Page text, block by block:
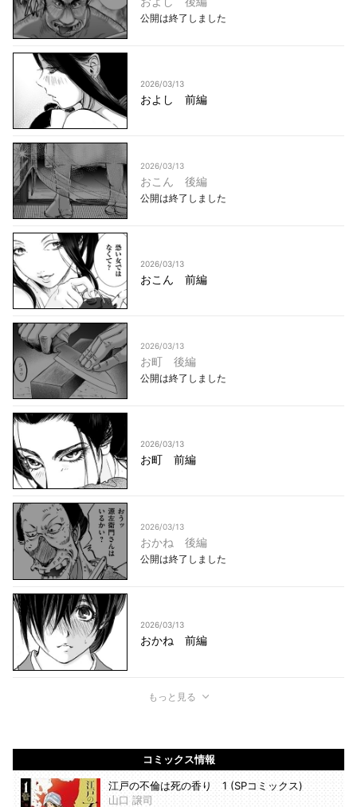
公開は終了しました
2026/03/13
およし 前編
2026/03/13
おこん 後編
公開は終了しました
2026/03/13
おこん 前編
2026/03/13
お町 後編
公開は終了しました
2026/03/13
お町 前編
2026/03/13
おかね 後編
公開は終了しました
2026/03/13
おかね 前編
もっと見る
コミックス情報
江戸の不倫は死の香り 1 (SPコミックス)
山口 譲司